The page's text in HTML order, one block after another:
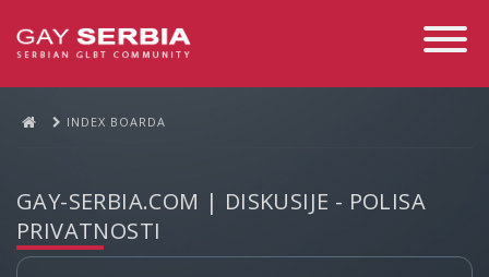
Toggle
INDEX BOARDA
GAY-SERBIA.COM | DISKUSIJE - POLISA
PRIVATNOSTI